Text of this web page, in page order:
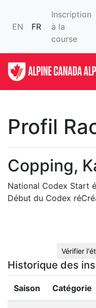
EN FR
Inscription
à la
course
Profil
Copping,
National Codex Start
Début du Codex
Vérifier
Historique des
Saison Catégorie